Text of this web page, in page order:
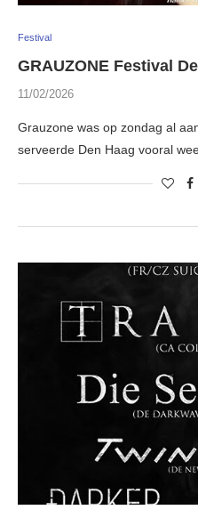
Festival
GRAUZONE Festival
11/02/2026
Grauzone was op zondag al
serveerde Den Haag vooral